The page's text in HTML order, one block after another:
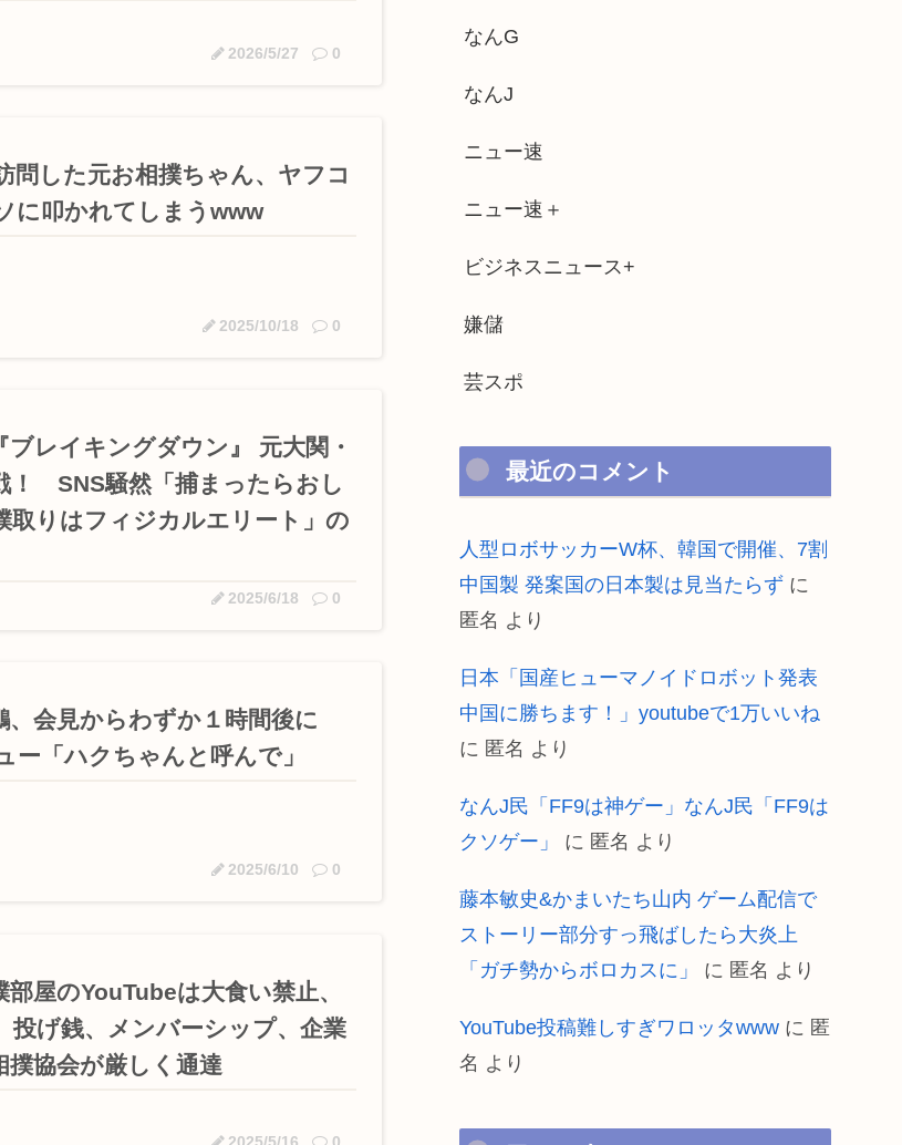
2026/5/27 0
問した元お相撲ちゃん、ヤフコ
に叩かれてしまうwww
2025/10/18 0
ブレイキングダウン』 元大関・
！ SNS騒然「捕まったらおし
取りはフィジカルエリート」の
2025/6/18 0
、会見からわずか１時間後に
ー「ハクちゃんと呼んで」
2025/6/10 0
部屋のYouTubeは大食い禁止、
投げ銭、メンバーシップ、企業
協会が厳しく通達
なんG
なんJ
ニュー速
ニュー速＋
ビジネスニュース+
嫌儲
芸スポ
最近のコメント
人型ロボサッカーW杯、韓国で開催、7割
中国製 発案国の日本製は見当たらず に
匿名 より
日本「国産ヒューマノイドロボット発表
中国に勝ちます！」youtubeで1万いいね
に 匿名 より
なんJ民「FF9は神ゲー」なんJ民「FF9は
クソゲー」
に 匿名 より
藤本敏史&かまいたち山内 ゲーム配信で
ストーリー部分すっ飛ばしたら大炎上
「ガチ勢からボロカスに」
に 匿名 より
YouTube投稿難しすぎワロッタwww に 匿
名 より